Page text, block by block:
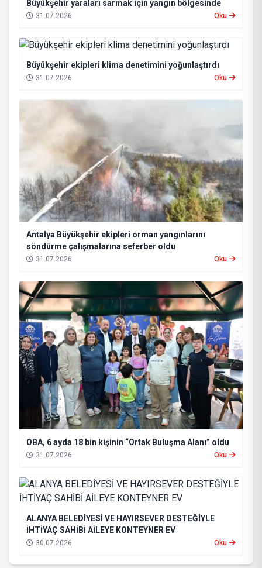
Büyükşehir yaraları sarmak için yangın bölgesinde
31.07.2026 Oku
Büyükşehir ekipleri klima denetimini yoğunlaştırdı
31.07.2026 Oku
Antalya Büyükşehir ekipleri orman yangınlarını
söndürme çalışmalarına seferber oldu
31.07.2026 Oku
OBA, 6 ayda 18 bin kişinin “Ortak Buluşma Alanı” oldu
31.07.2026 Oku
ALANYA BELEDİYESİ VE HAYIRSEVER DESTEĞİYLE
İHTİYAÇ SAHİBİ AİLEYE KONTEYNER EV
30.07.2026 Oku